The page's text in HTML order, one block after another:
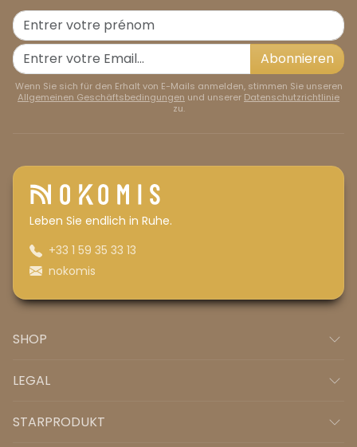
Abonnieren
Wenn Sie sich für den Erhalt von E-Mails anmelden, stimmen Sie unseren
Allgemeinen Geschäftsbedingungen und unserer Datenschutzrichtlinie
zu.
Leben Sie endlich in Ruhe.
+33 1 59 35 33 13
nokomis
SHOP
LEGAL
STARPRODUKT